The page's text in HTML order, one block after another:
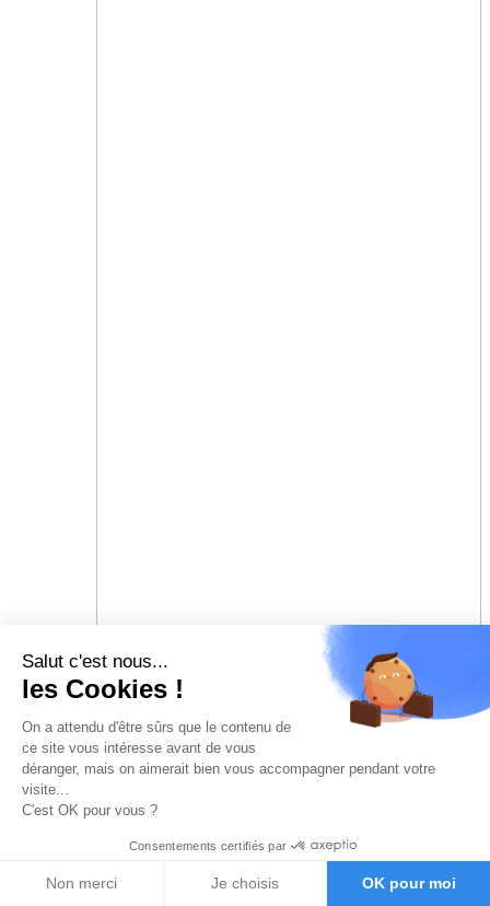
Salut c'est nous...
les Cookies !
On a attendu d'être sûrs que le contenu de
ce site vous intéresse avant de vous
déranger, mais on aimerait bien vous accompagner pendant votre
visite...
C'est OK pour vous ?
Consentements certifiés par
Non merci Je choisis OK pour moi